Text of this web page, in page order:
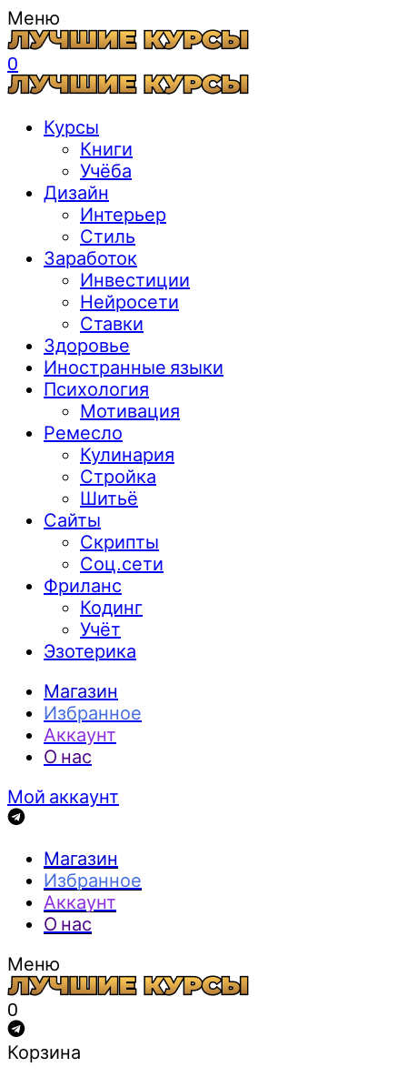
Меню
0
Курсы
Книги
Учёба
Дизайн
Интерьер
Стиль
Заработок
Инвестиции
Нейросети
Ставки
Здоровье
Иностранные языки
Психология
Мотивация
Ремесло
Кулинария
Стройка
Шитьё
Сайты
Скрипты
Соц.сети
Фриланс
Кодинг
Учёт
Эзотерика
Магазин
Избранное
Аккаунт
О нас
Мой аккаунт
Магазин
Избранное
Аккаунт
О нас
Меню
0
Корзина